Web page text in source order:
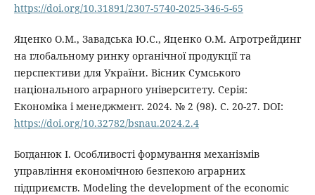
https://doi.org/10.31891/2307-5740-2025-346-5-65
Яценко О.М., Завадська Ю.С., Яценко О.М. Агротрейдинг
на глобальному ринку органічної продукції та
перспективи для України. Вісник Сумського
національного аграрного університету. Серія:
Економіка і менеджмент. 2024. № 2 (98). С. 20-27. DOI:
https://doi.org/10.32782/bsnau.2024.2.4
Богданюк І. Особливості формування механізмів
управління економічною безпекою аграрних
підприємств. Modeling the development of the economic